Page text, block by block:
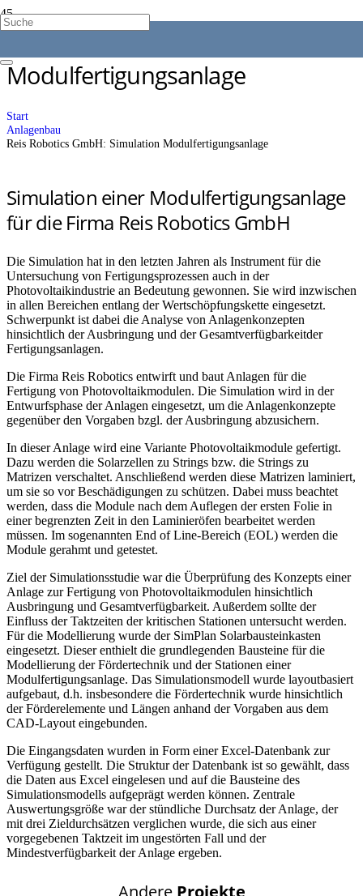
Modulfertigungsanlage
Start
Anlagenbau
Reis Robotics GmbH: Simulation Modulfertigungsanlage
Simulation einer Modulfertigungsanlage
für die Firma Reis Robotics GmbH
Die Simulation hat in den letzten Jahren als Instrument für die
Untersuchung von Fertigungsprozessen auch in der
Photovoltaikindustrie an Bedeutung gewonnen. Sie wird inzwischen
in allen Bereichen entlang der Wertschöpfungskette eingesetzt.
Schwerpunkt ist dabei die Analyse von Anlagenkonzepten
hinsichtlich der Ausbringung und der Gesamtverfügbarkeitder
Fertigungsanlagen.
Die Firma Reis Robotics entwirft und baut Anlagen für die
Fertigung von Photovoltaikmodulen. Die Simulation wird in der
Entwurfsphase der Anlagen eingesetzt, um die Anlagenkonzepte
gegenüber den Vorgaben bzgl. der Ausbringung abzusichern.
In dieser Anlage wird eine Variante Photovoltaikmodule gefertigt.
Dazu werden die Solarzellen zu Strings bzw. die Strings zu
Matrizen verschaltet. Anschließend werden diese Matrizen laminiert,
um sie so vor Beschädigungen zu schützen. Dabei muss beachtet
werden, dass die Module nach dem Auflegen der ersten Folie in
einer begrenzten Zeit in den Laminieröfen bearbeitet werden
müssen. Im sogenannten End of Line-Bereich (EOL) werden die
Module gerahmt und getestet.
Ziel der Simulationsstudie war die Überprüfung des Konzepts einer
Anlage zur Fertigung von Photovoltaikmodulen hinsichtlich
Ausbringung und Gesamtverfügbarkeit. Außerdem sollte der
Einfluss der Taktzeiten der kritischen Stationen untersucht werden.
Für die Modellierung wurde der SimPlan Solarbausteinkasten
eingesetzt. Dieser enthielt die grundlegenden Bausteine für die
Modellierung der Fördertechnik und der Stationen einer
Modulfertigungsanlage. Das Simulationsmodell wurde layoutbasiert
aufgebaut, d.h. insbesondere die Fördertechnik wurde hinsichtlich
der Förderelemente und Längen anhand der Vorgaben aus dem
CAD-Layout eingebunden.
Die Eingangsdaten wurden in Form einer Excel-Datenbank zur
Verfügung gestellt. Die Struktur der Datenbank ist so gewählt, dass
die Daten aus Excel eingelesen und auf die Bausteine des
Simulationsmodells aufgeprägt werden können. Zentrale
Auswertungsgröße war der stündliche Durchsatz der Anlage, der
mit drei Zieldurchsätzen verglichen wurde, die sich aus einer
vorgegebenen Taktzeit im ungestörten Fall und der
Mindestverfügbarkeit der Anlage ergeben.